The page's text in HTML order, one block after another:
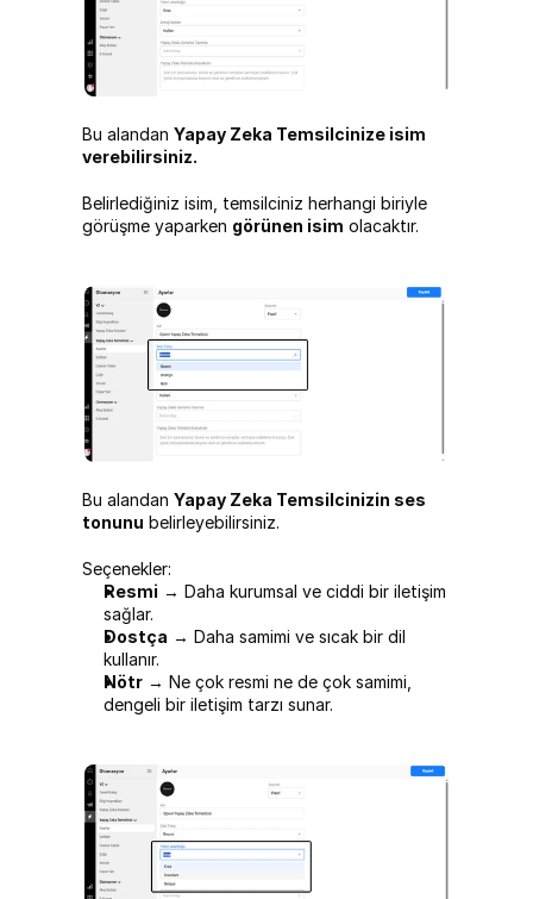
Bu alandan Yapay Zeka Temsilcinize isim
verebilirsiniz.
Belirlediğiniz isim, temsilciniz herhangi biriyle
görüşme yaparken görünen isim olacaktır.
Bu alandan Yapay Zeka Temsilcinizin ses
tonunu belirleyebilirsiniz.
Seçenekler:
Resmi → Daha kurumsal ve ciddi bir iletişim
sağlar.
Dostça → Daha samimi ve sıcak bir dil
kullanır.
Nötr → Ne çok resmi ne de çok samimi,
dengeli bir iletişim tarzı sunar.